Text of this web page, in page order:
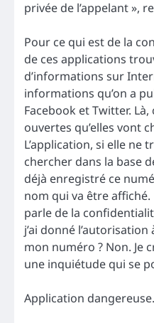
privée de l’appelant »,
Pour ce qui est de la
de ces applications
d’informations sur
informations qu’on a
Facebook et Twitter. Là,
ouvertes qu’elles vont
L’application, si elle ne
chercher dans la base
déjà enregistré ce
nom qui va être
parle de la
j’ai donné
mon numéro ? Non. Je
une inquiétude qui se
Application